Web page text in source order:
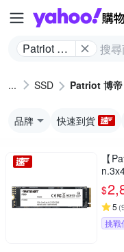
Patriot 博
SSD Patriot 博帝
品牌 快速到貨
【
$
5 (
挑戰